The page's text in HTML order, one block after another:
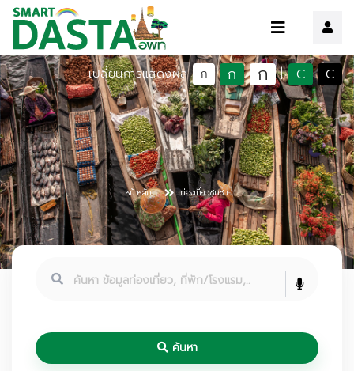
เปลี่ยนการแสดงผล ก ก ก | C C
หน้าหลัก ท่องเที่ยวชุมชน
ค้นหา